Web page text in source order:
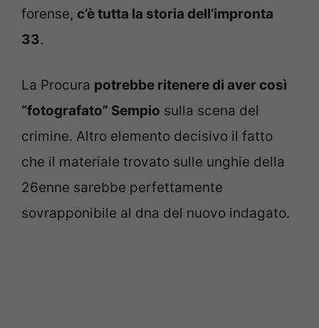
forense, c’è tutta la storia dell’impronta
33.
La Procura potrebbe ritenere di aver così
“fotografato” Sempio sulla scena del
crimine. Altro elemento decisivo il fatto
che il materiale trovato sulle unghie della
26enne sarebbe perfettamente
sovrapponibile al dna del nuovo indagato.